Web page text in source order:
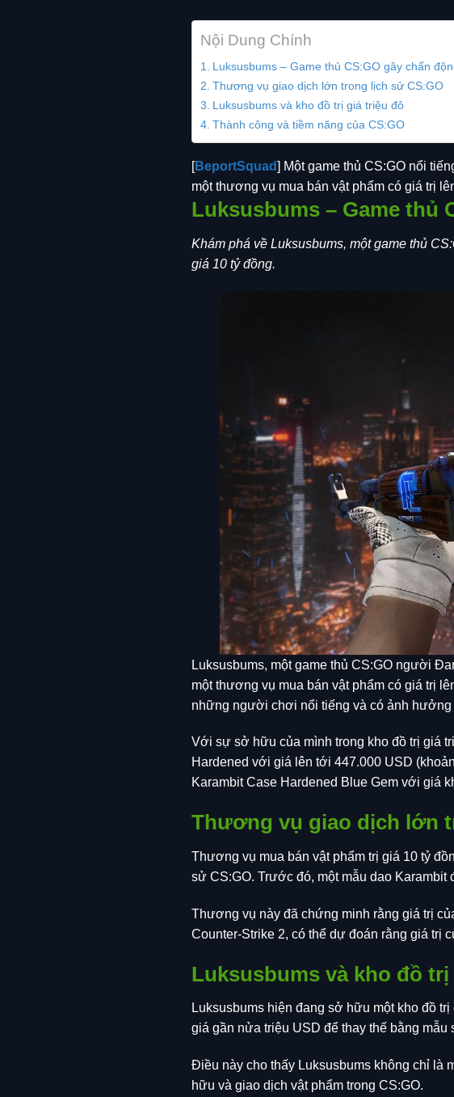
Nội Dung Chính
Luksusbums – Game thủ CS:GO gây chấn
Thương vụ giao dịch lớn trong lịch sử CS:GO
Luksusbums và kho đồ trị giá triệu đô
Thành công và tiềm năng của CS:GO
[BeportSquad] Một game thủ CS:GO nổi
một thương vụ mua bán vật phẩm có giá trị
Luksusbums – Game thủ
Khám phá về Luksusbums, một game thủ
giá 10 tỷ đồng.
Luksusbums, một game thủ CS:GO người
một thương vụ mua bán vật phẩm có giá trị
những người chơi nổi tiếng và có ảnh hưởng
Với sự sở hữu của mình trong kho đồ trị giá
Hardened với giá lên tới 447.000 USD
Karambit Case Hardened Blue Gem với giá
Thương vụ giao dịch lớn
Thương vụ mua bán vật phẩm trị giá 10 tỷ
sử CS:GO. Trước đó, một mẫu dao
Thương vụ này đã chứng minh rằng giá trị
Counter-Strike 2, có thể dự đoán rằng giá trị
Luksusbums và kho đồ
Luksusbums hiện đang sở hữu một kho đồ
giá gần nửa triệu USD để thay thế bằng mẫu
Điều này cho thấy Luksusbums không chỉ là
hữu và giao dịch vật phẩm trong CS:GO.